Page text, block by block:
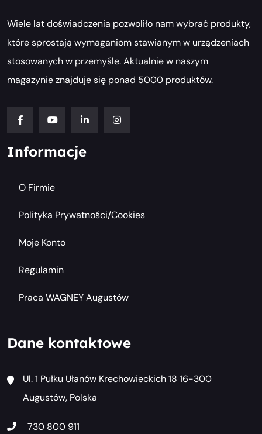
Wiele lat doświadczenia pozwoliło nam wybrać produkty,
które sprostają wymaganiom stawianym w urządzeniach
stosowanych w przemyśle. Aktualnie w naszym
magazynie znajduje się ponad 5000 produktów.
Informacje
O Firmie
Polityka Prywatności/cookies
Moje Konto
Regulamin
Praca WAGNEY Augustów
Dane kontaktowe
Ul. 1 Pułku Ułanów Krechowieckich 18 16-300
Augustów, Polska
730 800 911